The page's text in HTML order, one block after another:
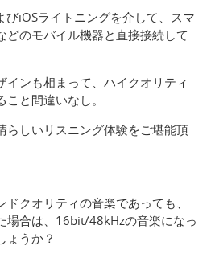
びiOSライトニングを介して、スマ
どのモバイル機器と直接接続して
インも相まって、ハイクオリティ
と間違いなし。
らしいリスニング体験をご堪能頂
クオリティの音楽であっても、
場合は、16bit/48kHzの音楽になっ
ょうか？